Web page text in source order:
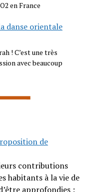
en France
danse orientale
! C’est une très
avec beaucoup
de
contributions
habitants à la vie de
approfondies :